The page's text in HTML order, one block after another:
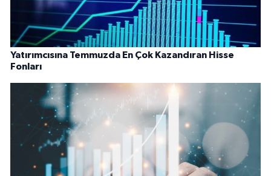
Yatırımcısına Temmuzda En Çok Kazandıran Hisse
Fonları